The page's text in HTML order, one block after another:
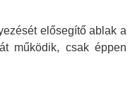
elősegítő ablak a
működik, csak éppen